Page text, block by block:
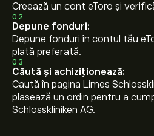
Creează un cont eToro și
02
Depune fonduri:
Depune fonduri în contul tău
plată preferată.
03
Căută și achiziționează:
Caută în pagina Limes
plasează un ordin pentru a
Schlosskliniken AG.